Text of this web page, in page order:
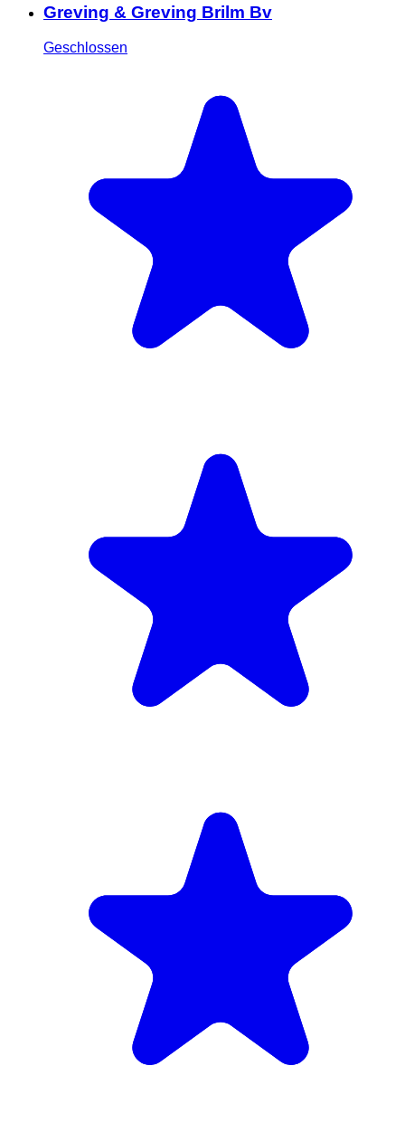
Greving & Greving Brilm Bv
Geschlossen